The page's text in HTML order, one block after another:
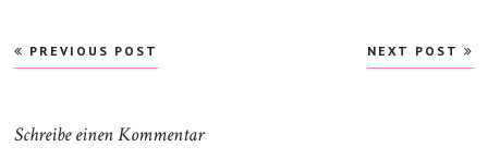
Beitragsnavigation
PREVIOUS POST NEXT POST
Schreibe einen Kommentar